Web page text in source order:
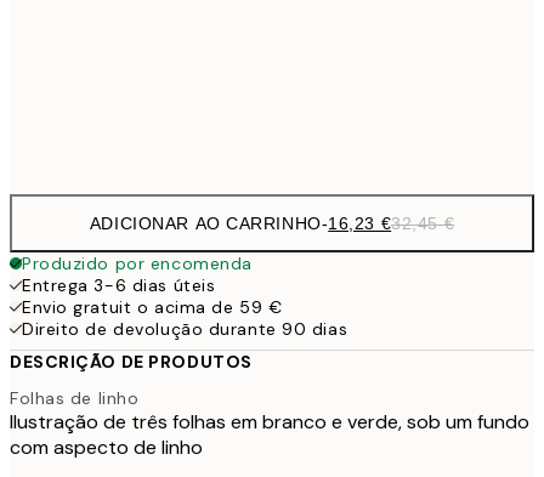
ADICIONAR AO CARRINHO-16,23 €32,45 €
Produzido por encomenda
Entrega 3-6 dias úteis
Envio gratuit o acima de 59 €
Direito de devolução durante 90 dias
DESCRIÇÃO DE PRODUTOS
Folhas de linho
Ilustração de três folhas em branco e verde, sob um fundo
com aspecto de linho